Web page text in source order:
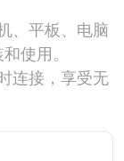
、平板、电脑
使用。
连接，享受无